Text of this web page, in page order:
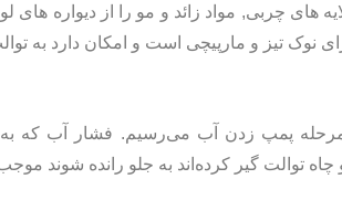
های چربی, مواد زائد و مو را از دیواره
نوک تیز و مارپیچی است و امکان دارد به
پمپ زدن آب می‌رسیم. فشار آب که
چاه توالت گیر کرده‌اند به جلو رانده شوند